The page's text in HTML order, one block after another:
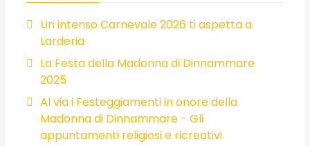
Un intenso Carnevale 2026 ti aspetta a
Larderia
La Festa della Madonna di Dinnammare
2025
Al via i Festeggiamenti in onore della
Madonna di Dinnammare - Gli
appuntamenti religiosi e ricreativi